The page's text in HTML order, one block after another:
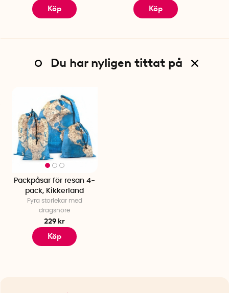
Köp Köp
Du har nyligen tittat på
Packpåsar för resan 4-
pack, Kikkerland
Fyra storlekar med
dragsnöre
229 kr
Köp